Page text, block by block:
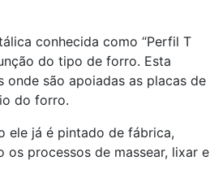
conhecida como “Perfil T
do tipo de forro. Esta
são apoiadas as placas de
do forro.
ele já é pintado de fábrica,
processos de massear, lixar e